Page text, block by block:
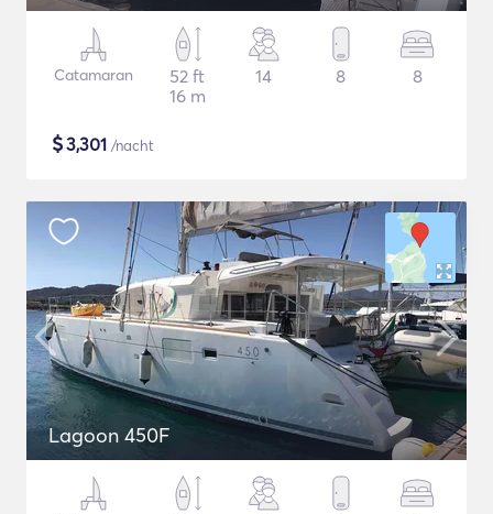
Catamaran
52 ft
16 m
14 8 8
$3,301 /nacht
Lagoon 450F